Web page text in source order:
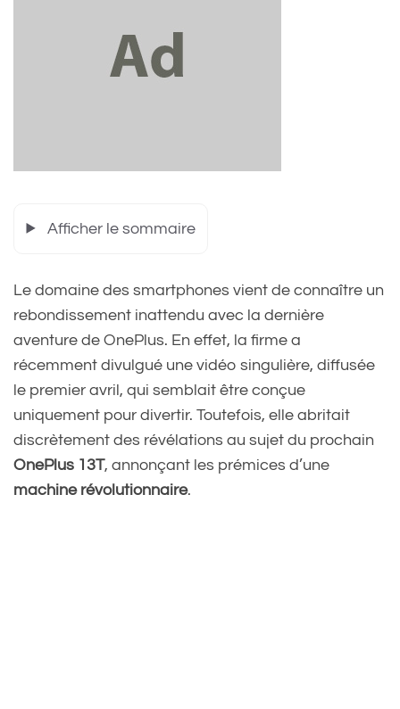
Afficher le sommaire
Le domaine des smartphones vient de connaître un
rebondissement inattendu avec la dernière
aventure de OnePlus. En effet, la firme a
récemment divulgué une vidéo singulière, diffusée
le premier avril, qui semblait être conçue
uniquement pour divertir. Toutefois, elle abritait
discrètement des révélations au sujet du prochain
OnePlus 13T, annonçant les prémices d’une
machine révolutionnaire.